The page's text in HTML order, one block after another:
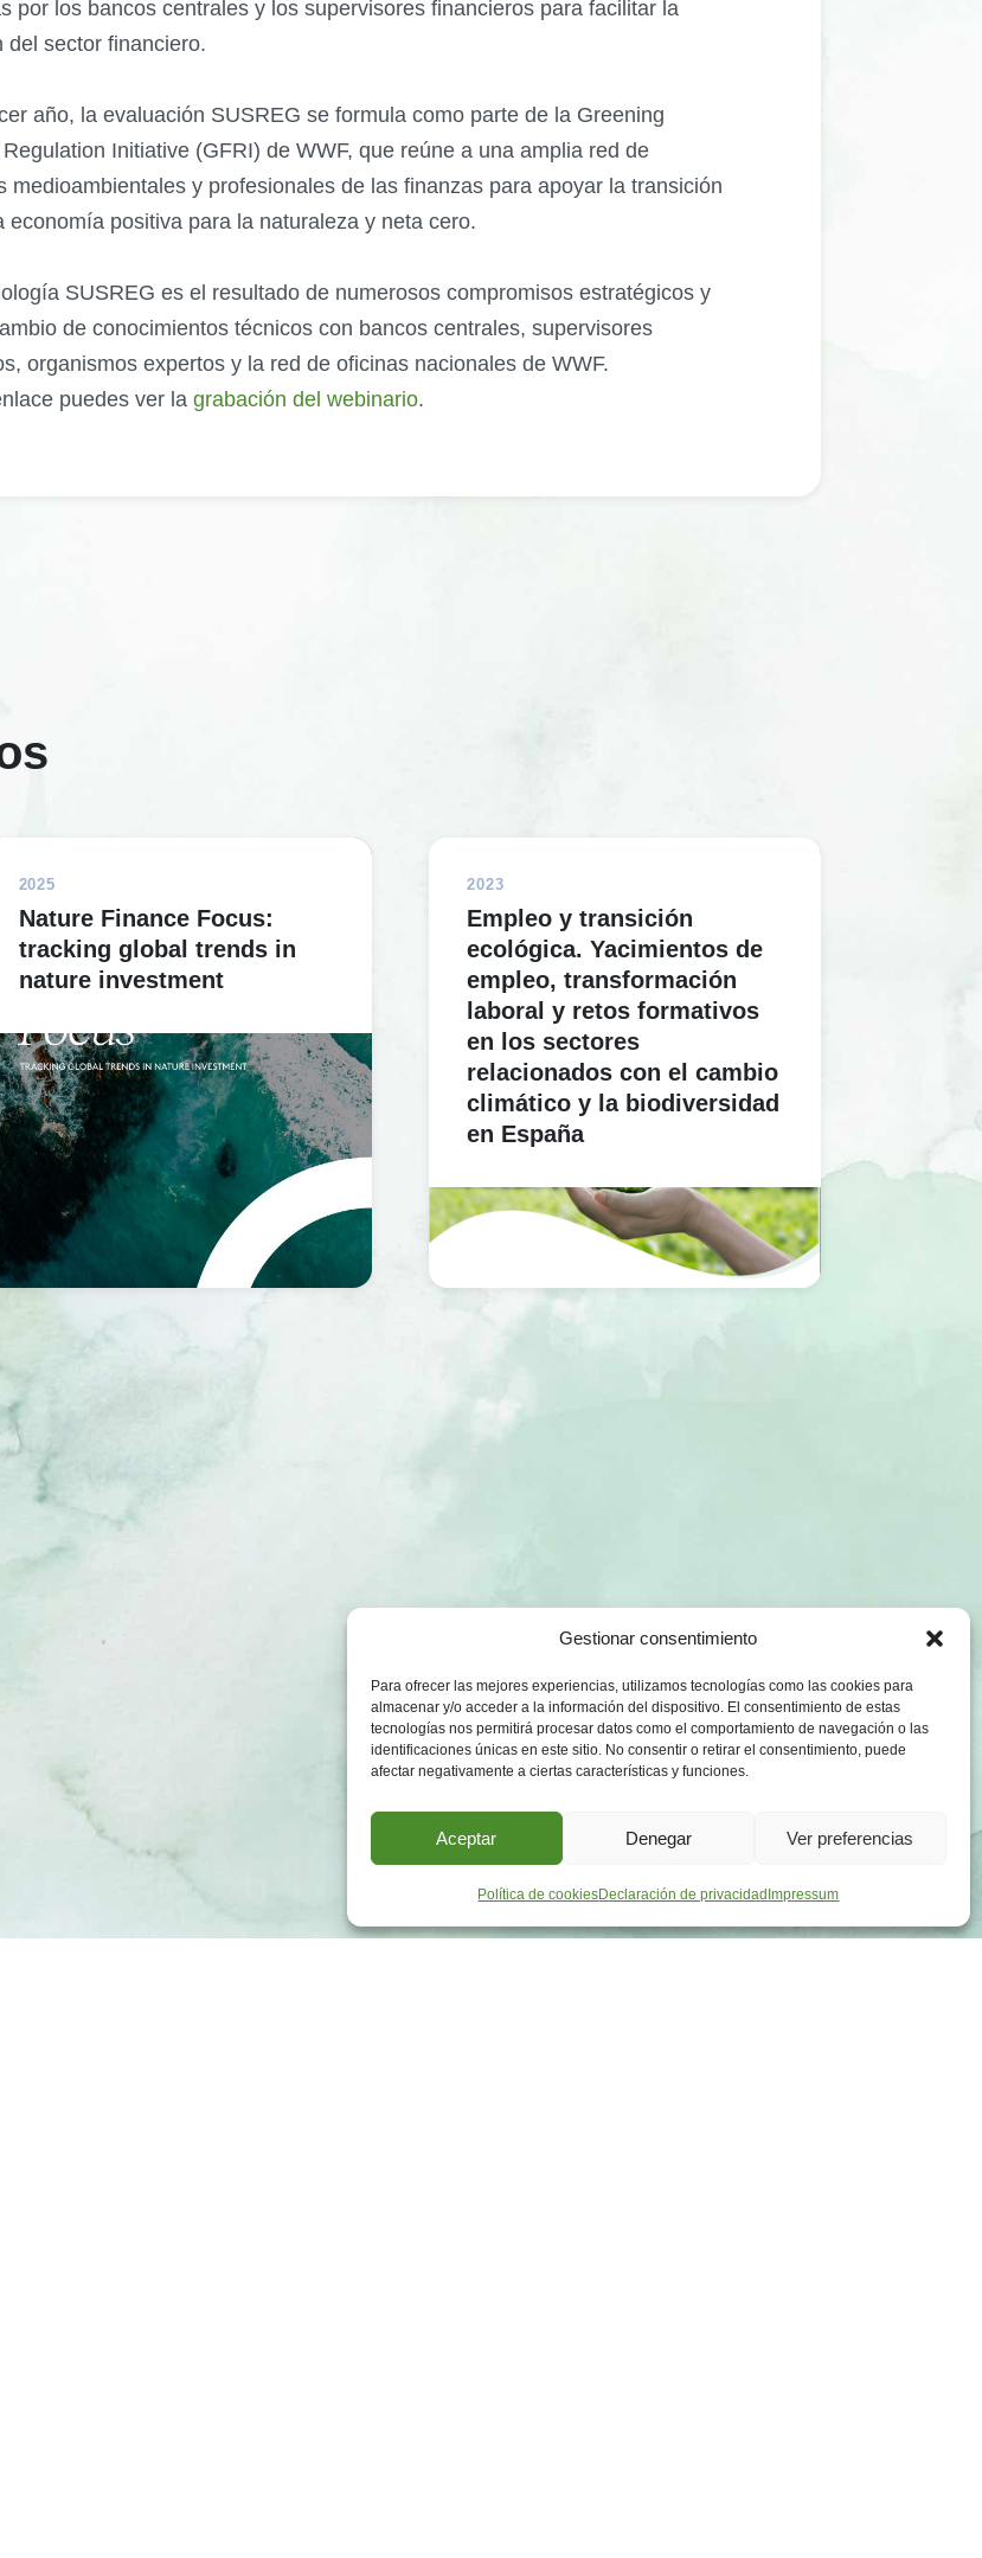
Gestionar consentimiento
Para ofrecer las mejores experiencias, utilizamos tecnologías como las cookies para
almacenar y/o acceder a la información del dispositivo. El consentimiento de estas
tecnologías nos permitirá procesar datos como el comportamiento de navegación o las
identificaciones únicas en este sitio. No consentir o retirar el consentimiento, puede
afectar negativamente a ciertas características y funciones.
Aceptar Denegar Ver preferencias
Política de cookiesDeclaración de privacidad Impressum
por los bancos centrales y los supervisores financieros para facilitar la
del sector financiero.
año, la evaluación SUSREG se formula como parte de la Greening
Initiative (GFRI) de WWF, que reúne a una amplia red de
medioambientales y profesionales de las finanzas para apoyar la transición
economía positiva para la naturaleza y neta cero.
SUSREG es el resultado de numerosos compromisos estratégicos y
de conocimientos técnicos con bancos centrales, supervisores
organismos expertos y la red de oficinas nacionales de WWF.
puedes ver la grabación del webinario.
2025
Nature Finance Focus:
tracking global trends in
nature investment
2023
Empleo y transición
ecológica. Yacimientos de
empleo, transformación
laboral y retos formativos
en los sectores
relacionados con el cambio
climático y la biodiversidad
en España